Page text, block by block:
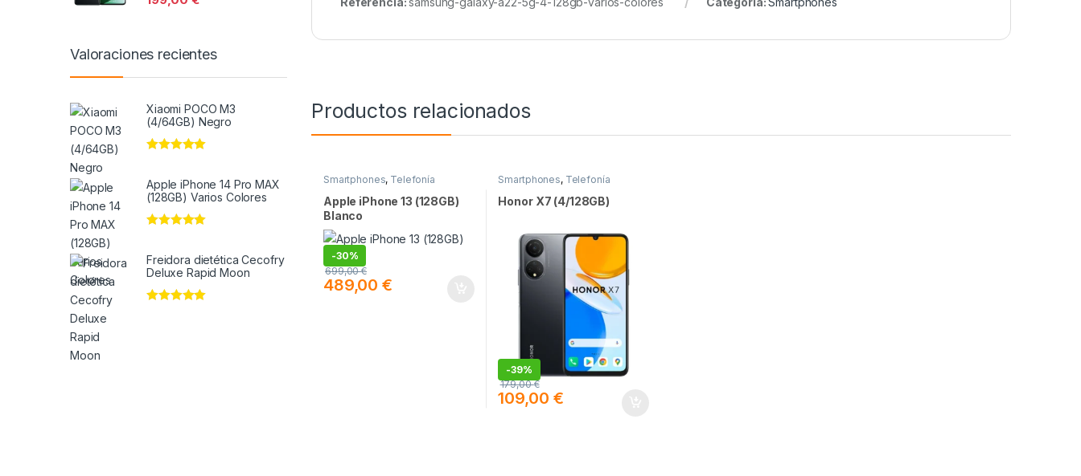
Productos relacionados
Smartphones, Telefonía
Apple iPhone 13 (128GB)
Blanco
-30%
489,00€
699,00€
Smartphones, Telefonía
Honor X7 (4/128GB)
-39%
109,00 €
179,00€
Valoraciones recientes
Xiaomi POCO M3
(4/64GB) Negro
Apple iPhone 14 Pro MAX
(128GB) Varios Colores
Freidora dietética Cecofry
Deluxe Rapid Moon